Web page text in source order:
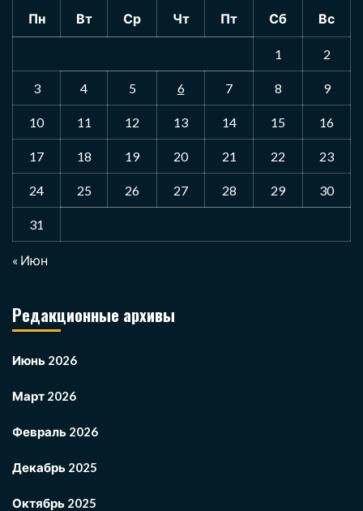
Пн Вт Ср Чт Пт Сб Вс
1 2
3 4 5 6 7 8 9
10 11 12 13 14 15 16
17 18 19 20 21 22 23
24 25 26 27 28 29 30
31
« Июн
Редакционные архивы
Июнь 2026
Март 2026
Февраль 2026
Декабрь 2025
Октябрь 2025